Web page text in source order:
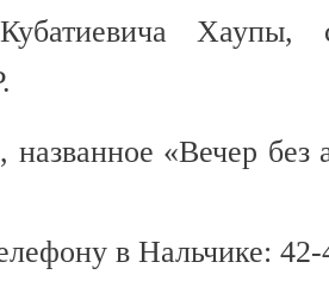
Хаупы,
«Вечер без
в Нальчике: